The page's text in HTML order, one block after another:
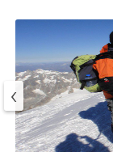
›